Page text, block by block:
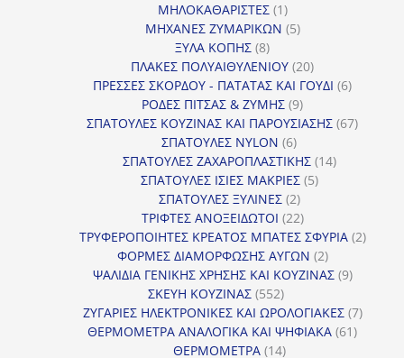
ΜΗΛΟΚΑΘΑΡΙΣΤΕΣ 11
προϊόν
ΜΗΧΑΝΕΣ ΖΥΜΑΡΙΚΩΝ 55
ΞΥΛΑ ΚΟΠΗΣ 88
προϊόντα
ΠΛΑΚΕΣ ΠΟΛΥΑΙΘΥΛΕΝΙΟΥ 2020
προϊόντα
ΠΡΕΣΣΕΣ ΣΚΟΡΔΟΥ - ΠΑΤΑΤΑΣ ΚΑΙ ΓΟΥΔΙ 66
ΡΟΔΕΣ ΠΙΤΣΑΣ & ΖΥΜΗΣ 99
προϊόντα
ΣΠΑΤΟΥΛΕΣ ΚΟΥΖΙΝΑΣ ΚΑΙ ΠΑΡΟΥΣΙΑΣΗΣ 6767
ΣΠΑΤΟΥΛΕΣ NYLON 66
προϊόντα
ΣΠΑΤΟΥΛΕΣ ΖΑΧΑΡΟΠΛΑΣΤΙΚΗΣ 1414
ΣΠΑΤΟΥΛΕΣ ΙΣΙΕΣ ΜΑΚΡΙΕΣ 55
ΣΠΑΤΟΥΛΕΣ ΞΥΛΙΝΕΣ 22
προϊόντα
ΤΡΙΦΤΕΣ ΑΝΟΞΕΙΔΩΤΟΙ 2222
προϊόντα
ΤΡΥΦΕΡΟΠΟΙΗΤΕΣ ΚΡΕΑΤΟΣ ΜΠΑΤΕΣ ΣΦΥΡΙΑ 22
ΦΟΡΜΕΣ ΔΙΑΜΟΡΦΩΣΗΣ ΑΥΓΩΝ 22
προϊόντα
ΨΑΛΙΔΙΑ ΓΕΝΙΚΗΣ ΧΡΗΣΗΣ ΚΑΙ ΚΟΥΖΙΝΑΣ 99
ΣΚΕΥΗ ΚΟΥΖΙΝΑΣ 552552
προϊόντα
ΖΥΓΑΡΙΕΣ ΗΛΕΚΤΡΟΝΙΚΕΣ ΚΑΙ ΩΡΟΛΟΓΙΑΚΕΣ 77
ΘΕΡΜΟΜΕΤΡΑ ΑΝΑΛΟΓΙΚΑ ΚΑΙ ΨΗΦΙΑΚΑ 6161
ΘΕΡΜΟΜΕΤΡΑ 1414